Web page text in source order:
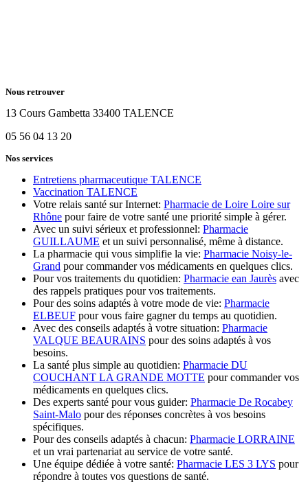
Nous retrouver
13 Cours Gambetta 33400 TALENCE
05 56 04 13 20
Nos services
Entretiens pharmaceutique TALENCE
Vaccination TALENCE
Votre relais santé sur Internet: Pharmacie de Loire Loire sur
Rhône pour faire de votre santé une priorité simple à gérer.
Avec un suivi sérieux et professionnel: Pharmacie
GUILLAUME et un suivi personnalisé, même à distance.
La pharmacie qui vous simplifie la vie: Pharmacie Noisy-le-
Grand pour commander vos médicaments en quelques clics.
Pour vos traitements du quotidien: Pharmacie ean Jaurès avec
des rappels pratiques pour vos traitements.
Pour des soins adaptés à votre mode de vie: Pharmacie
ELBEUF pour vous faire gagner du temps au quotidien.
Avec des conseils adaptés à votre situation: Pharmacie
VALQUE BEAURAINS pour des soins adaptés à vos
besoins.
La santé plus simple au quotidien: Pharmacie DU
COUCHANT LA GRANDE MOTTE pour commander vos
médicaments en quelques clics.
Des experts santé pour vous guider: Pharmacie De Rocabey
Saint-Malo pour des réponses concrètes à vos besoins
spécifiques.
Pour des conseils adaptés à chacun: Pharmacie LORRAINE
et un vrai partenariat au service de votre santé.
Une équipe dédiée à votre santé: Pharmacie LES 3 LYS pour
répondre à toutes vos questions de santé.